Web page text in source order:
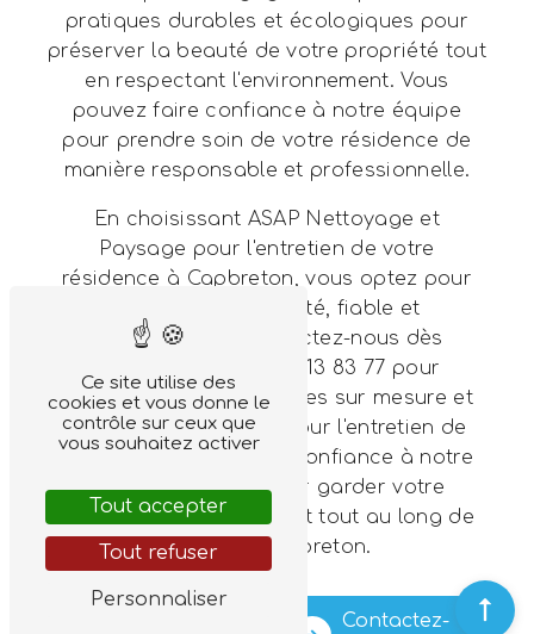
pratiques durables et écologiques pour
préserver la beauté de votre propriété tout
en respectant l'environnement. Vous
pouvez faire confiance à notre équipe
pour prendre soin de votre résidence de
manière responsable et professionnelle.
En choisissant ASAP Nettoyage et
Paysage pour l'entretien de votre
résidence à Capbreton, vous optez pour
un service de qualité, fiable et
professionnel. Contactez-nous dès
maintenant au 07 88 13 83 77 pour
bénéficier de nos services sur mesure et
prendre rendez-vous pour l'entretien de
votre propriété. Faites confiance à notre
équipe d'experts pour garder votre
résidence en parfait état tout au long de
l'année à Capbreton.
Contactez-
Ce site utilise des
cookies et vous donne le
contrôle sur ceux que
vous souhaitez activer
Tout accepter
Tout refuser
Personnaliser